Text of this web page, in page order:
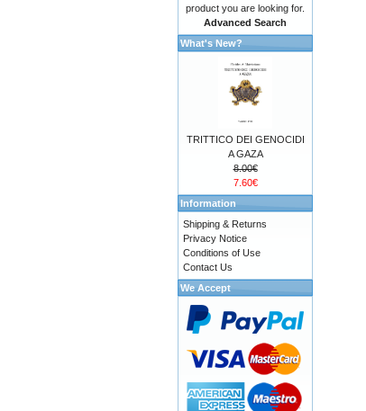
product you are looking for.
Advanced Search
What's New?
TRITTICO DEI GENOCIDI
A GAZA
8.00€
7.60€
Information
Shipping & Returns
Privacy Notice
Conditions of Use
Contact Us
We Accept